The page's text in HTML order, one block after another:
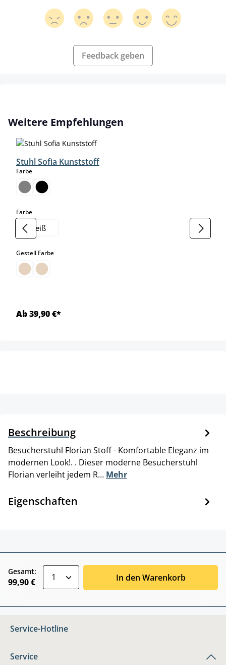
Feedback geben
Produktgalerie überspringen
Weitere Empfehlungen
Stuhl Sofia Kunststoff
Farbeauswählen
Farbeauswählen
weiß
Gestell Farbeauswählen
Ab 39,90 €*
Beschreibung
Besucherstuhl Florian Stoff - Komfortable Eleganz im
modernen Look!. . Dieser moderne Besucherstuhl
Florian verleiht jedem R… Mehr
Eigenschaften
Gesamt:
99,90 € In den Warenkorb
Service-Hotline
Service